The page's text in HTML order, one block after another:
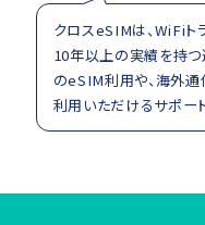
クロスeSIMは、WiFiト
10年以上の実績を持つ
のeSIM利用や、海外
利用いただけるサポー